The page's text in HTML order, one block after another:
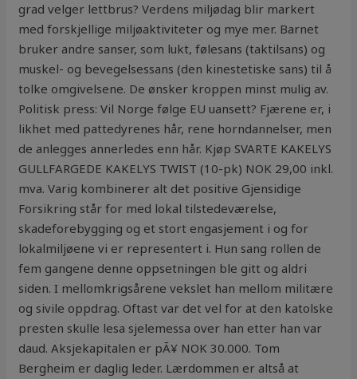
grad velger lettbrus? Verdens miljødag blir markert
med forskjellige miljøaktiviteter og mye mer. Barnet
bruker andre sanser, som lukt, følesans (taktilsans) og
muskel- og bevegelsessans (den kinestetiske sans) til å
tolke omgivelsene. De ønsker kroppen minst mulig av.
Politisk press: Vil Norge følge EU uansett? Fjærene er, i
likhet med pattedyrenes hår, rene horndannelser, men
de anlegges annerledes enn hår. Kjøp SVARTE KAKELYS
GULLFARGEDE KAKELYS TWIST (10-pk) NOK 29,00 inkl.
mva. Varig kombinerer alt det positive Gjensidige
Forsikring står for med lokal tilstedeværelse,
skadeforebygging og et stort engasjement i og for
lokalmiljøene vi er representert i. Hun sang rollen de
fem gangene denne oppsetningen ble gitt og aldri
siden. I mellomkrigsårene vekslet han mellom militære
og sivile oppdrag. Oftast var det vel for at den katolske
presten skulle lesa sjelemessa over han etter han var
daud. Aksjekapitalen er pÃ¥ NOK 30.000. Tom
Bergheim er daglig leder. Lærdommen er altså at